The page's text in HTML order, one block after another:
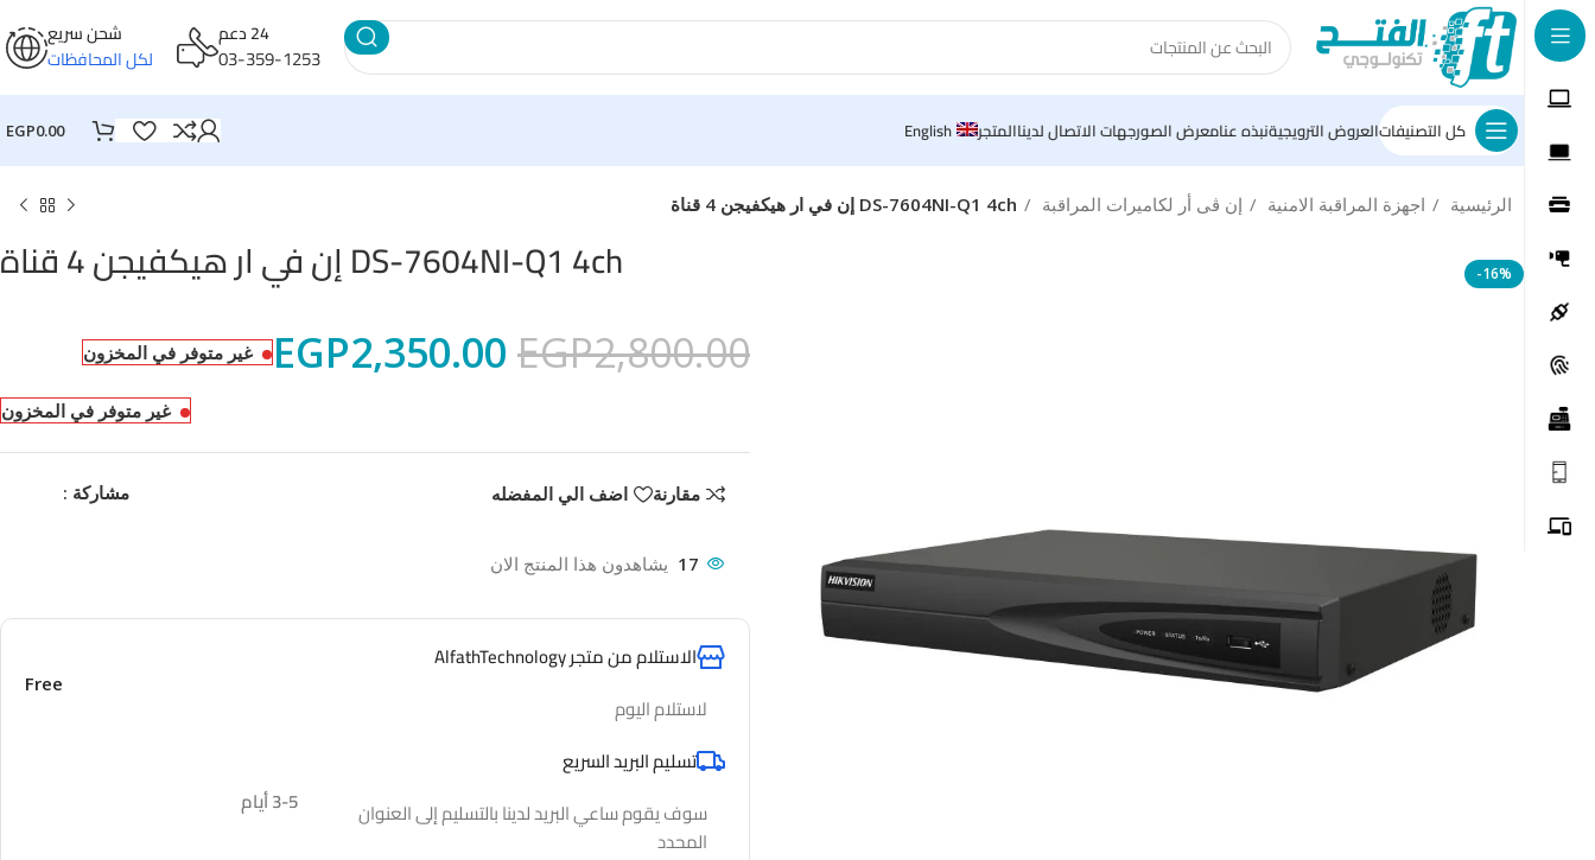
24 دعم
03-359-1253
شحن سريع
لكل المحافظات
كل التصنيفاتالعروض الترويجيةنبذه عنامعرض الصورجهات الاتصال لديناالمتجر English
EGP0.00
الرئيسية اجهزة المراقبة الامنية إن ڨى أر لكاميرات المراقبة DS-7604NI-Q1 4ch إن في ار هيكفيجن 4 قناة
-16% DS-7604NI-Q1 4ch إن في ار هيكفيجن 4 قناة
EGP2,800.00
EGP2,350.00 غير متوفر في المخزون
غير متوفر في المخزون
مقارنة اضف الي المفضله مشاركة :
17 يشاهدون هذا المنتج الان
الاستلام من متجر AlfathTechnology
لاستلام اليوم
Free
تسليم البريد السريع
سوف يقوم ساعي البريد لدينا بالتسليم إلى العنوان
المحدد
3-5 أيام